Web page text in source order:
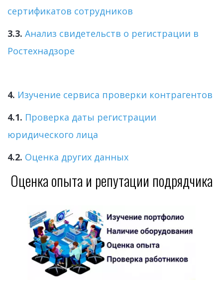
сертификатов сотрудников
3.3. Анализ свидетельств о регистрации в
Ростехнадзоре
4. Изучение сервиса проверки контрагентов
4.1. Проверка даты регистрации
юридического лица
4.2. Оценка других данных
Оценка опыта и репутации подрядчика